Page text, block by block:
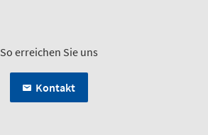
So erreichen Sie uns
Kontakt